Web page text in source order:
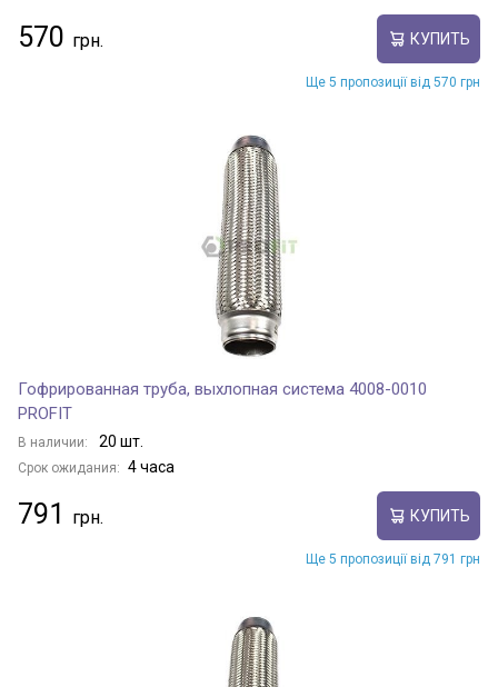
570 КУПИТЬ
Ще 5 пропозиції від 570 грн
Гофрированная труба, выхлопная система 4008-0010
PROFIT
В наличии: 20 шт.
Срок ожидания: 4 часа
791 КУПИТЬ
Ще 5 пропозиції від 791 грн